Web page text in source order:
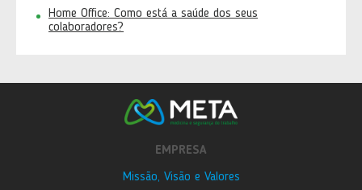
Home Office: Como está a saúde dos seus
colaboradores?
EMPRESA
Missão, Visão e Valores